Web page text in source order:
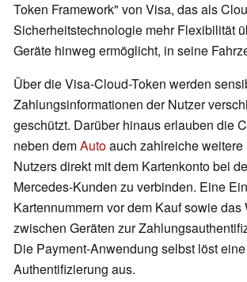
Token Framework" von Visa, das als
Sicherheitstechnologie mehr Flexibilität
Geräte hinweg ermöglicht, in seine
Über die Visa-Cloud-Token werden
Zahlungsinformationen der Nutzer
geschützt. Darüber hinaus erlauben die
neben demAutoauch zahlreiche
Nutzers direkt mit dem Kartenkonto bei
Mercedes-Kunden zu verbinden. Eine
Kartennummern vor dem Kauf sowie das
zwischen Geräten zur
Die Payment-Anwendung selbst löst
Authentifizierung aus.